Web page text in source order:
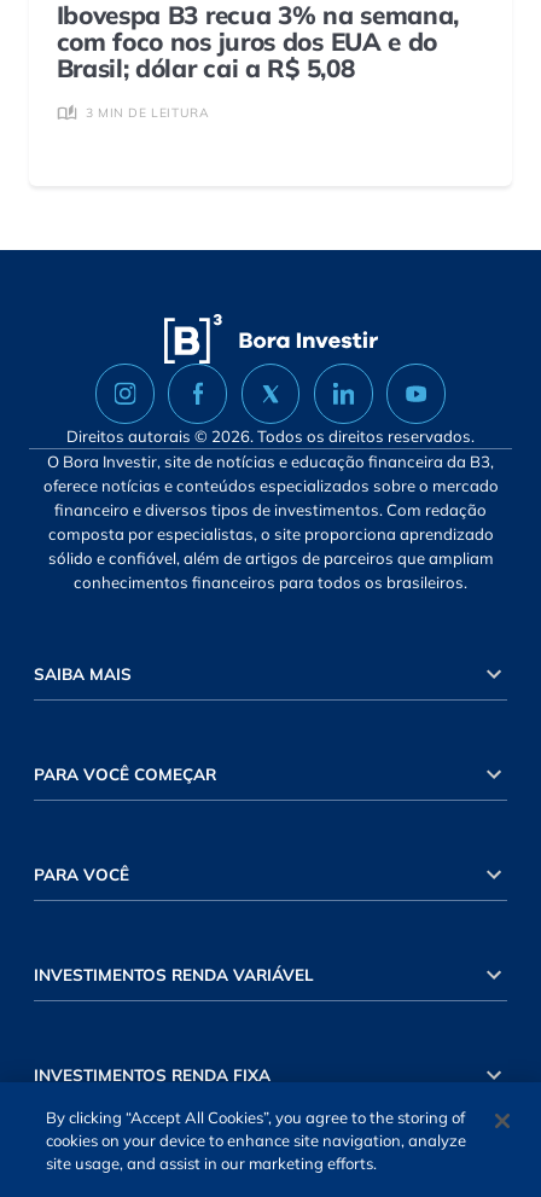
Ibovespa B3 recua 3% na semana,
com foco nos juros dos EUA e do
Brasil; dólar cai a R$ 5,08
3 MIN DE LEITURA
Direitos autorais © 2026. Todos os direitos reservados.
O Bora Investir, site de notícias e educação financeira da B3,
oferece notícias e conteúdos especializados sobre o mercado
financeiro e diversos tipos de investimentos. Com redação
composta por especialistas, o site proporciona aprendizado
sólido e confiável, além de artigos de parceiros que ampliam
conhecimentos financeiros para todos os brasileiros.
SAIBA MAIS
PARA VOCÊ COMEÇAR
PARA VOCÊ
INVESTIMENTOS RENDA VARIÁVEL
INVESTIMENTOS RENDA FIXA
By clicking “Accept All Cookies”, you agree to the storing of
cookies on your device to enhance site navigation, analyze
site usage, and assist in our marketing efforts.